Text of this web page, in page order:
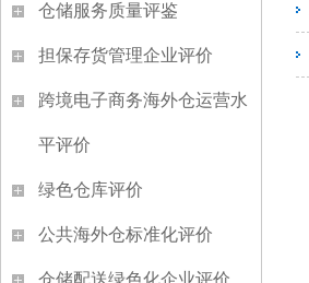
仓储服务质量评鉴
担保存货管理企业评价
跨境电子商务海外仓运营水
平评价
绿色仓库评价
公共海外仓标准化评价
仓储配送绿色化企业评价